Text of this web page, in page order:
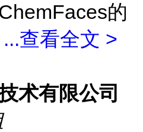
的
...查看全文 >
术有限公司